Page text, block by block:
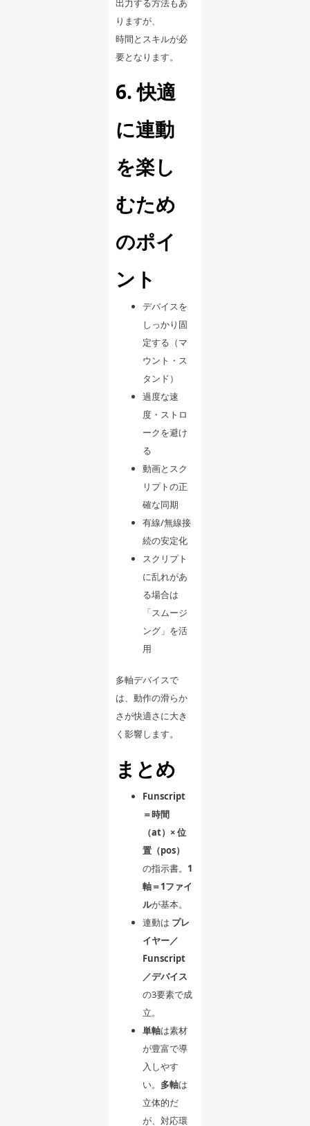
出力する方法もあ
りますが、
時間とスキルが必
要となります。
6. 快適
に連動
を楽し
むため
のポイ
ント
デバイスを
しっかり固
定する（マ
ウント・ス
タンド）
過度な速
度・ストロ
ークを避け
る
動画とスク
リプトの正
確な同期
有線/無線接
続の安定化
スクリプト
に乱れがあ
る場合は
「スムージ
ング」を活
用
多軸デバイスで
は、動作の滑らか
さが快適さに大き
く影響します。
まとめ
Funscript
＝時間
（at）× 位
置（pos）
の指示書。 1
軸＝1ファイ
ルが基本。
連動は プレ
イヤー／
Funscript
／デバイス
の3要素で成
立。
単軸は素材
が豊富で導
入しやす
い。 多軸は
立体的だ
が、対応環